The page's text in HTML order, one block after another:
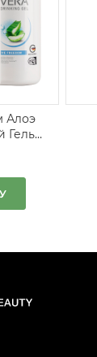
Алоэ
Гель,